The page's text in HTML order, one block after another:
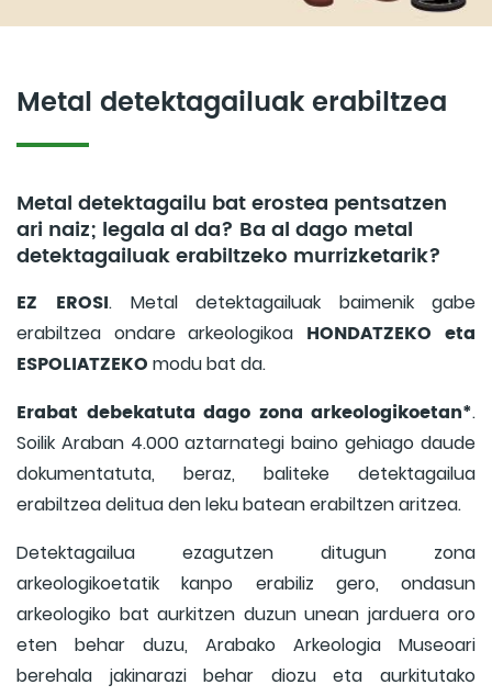
Metal detektagailuak erabiltzea
Metal detektagailu bat erostea pentsatzen
ari naiz; legala al da? Ba al dago metal
detektagailuak erabiltzeko murrizketarik?
EZ EROSI. Metal detektagailuak baimenik gabe
erabiltzea ondare arkeologikoa HONDATZEKO eta
ESPOLIATZEKO modu bat da.
Erabat debekatuta dago zona arkeologikoetan*.
Soilik Araban 4.000 aztarnategi baino gehiago daude
dokumentatuta, beraz, baliteke detektagailua
erabiltzea delitua den leku batean erabiltzen aritzea.
Detektagailua ezagutzen ditugun zona
arkeologikoetatik kanpo erabiliz gero, ondasun
arkeologiko bat aurkitzen duzun unean jarduera oro
eten behar duzu, Arabako Arkeologia Museoari
berehala jakinarazi behar diozu eta aurkitutako